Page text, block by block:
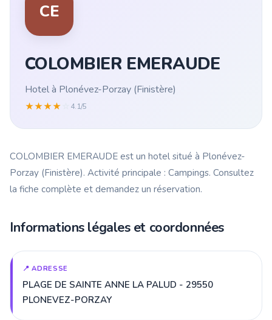
CE
COLOMBIER EMERAUDE
Hotel à Plonévez-Porzay (Finistère)
★★★★ 4.1/5
COLOMBIER EMERAUDE est un hotel situé à Plonévez-
Porzay (Finistère). Activité principale : Campings. Consultez
la fiche complète et demandez un réservation.
Informations légales et coordonnées
📍 ADRESSE
PLAGE DE SAINTE ANNE LA PALUD - 29550
PLONEVEZ-PORZAY